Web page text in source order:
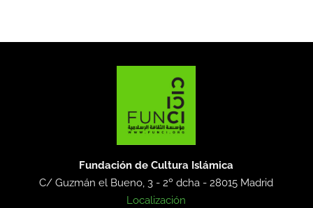
Fundación de Cultura Islámica
C/ Guzmán el Bueno, 3 - 2º dcha -28015 Madrid
Localización